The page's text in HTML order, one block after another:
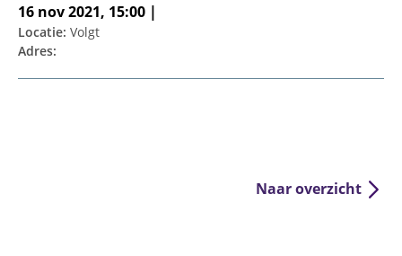
16 nov 2021, 15:00 |
Locatie: Volgt
Adres:
Naar overzicht